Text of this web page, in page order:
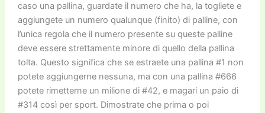
caso una pallina, guardate il numero che ha, la togliete e
aggiungete un numero qualunque (finito) di palline, con
l’unica regola che il numero presente su queste palline
deve essere strettamente minore di quello della pallina
tolta. Questo significa che se estraete una pallina #1 non
potete aggiungerne nessuna, ma con una pallina #666
potete rimetterne un milione di #42, e magari un paio di
#314 così per sport. Dimostrate che prima o poi